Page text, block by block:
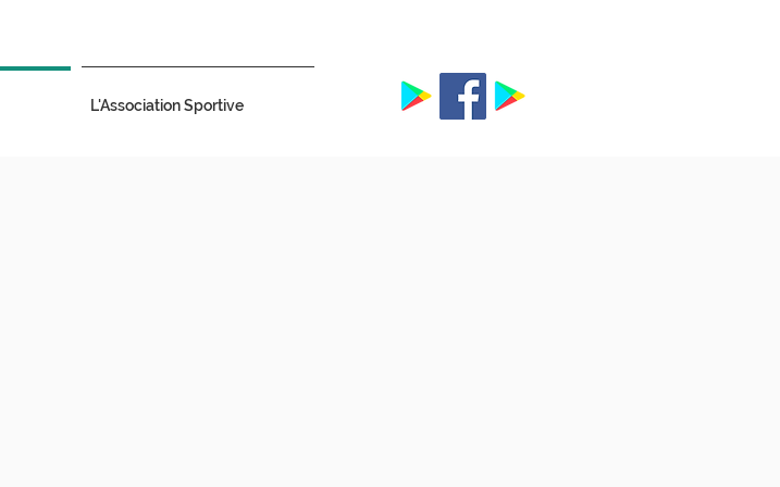
L'Association Sportive